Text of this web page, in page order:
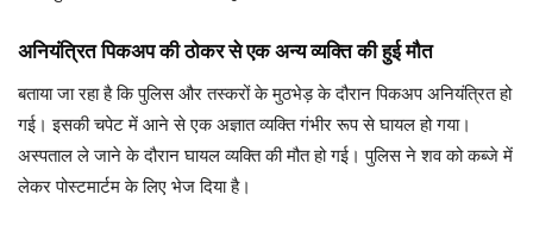
अनियंत्रित पिकअप की ठोकर से एक अन्य व्यक्ति की हुई मौत
बताया जा रहा है कि पुलिस और तस्करों के मुठभेड़ के दौरान पिकअप अनियंत्रित हो
गई। इसकी चपेट में आने से एक अज्ञात व्यक्ति गंभीर रूप से घायल हो गया।
अस्पताल ले जाने के दौरान घायल व्यक्ति की मौत हो गई। पुलिस ने शव को कब्जे में
लेकर पोस्टमार्टम के लिए भेज दिया है।